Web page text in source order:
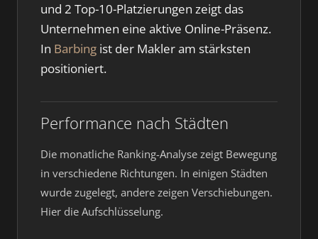
und 2 Top-10-Platzierungen zeigt das
Unternehmen eine aktive Online-Präsenz.
In Barbing ist der Makler am stärksten
positioniert.
Performance nach Städten
Die monatliche Ranking-Analyse zeigt Bewegung
in verschiedene Richtungen. In einigen Städten
wurde zugelegt, andere zeigen Verschiebungen.
Hier die Aufschlüsselung.